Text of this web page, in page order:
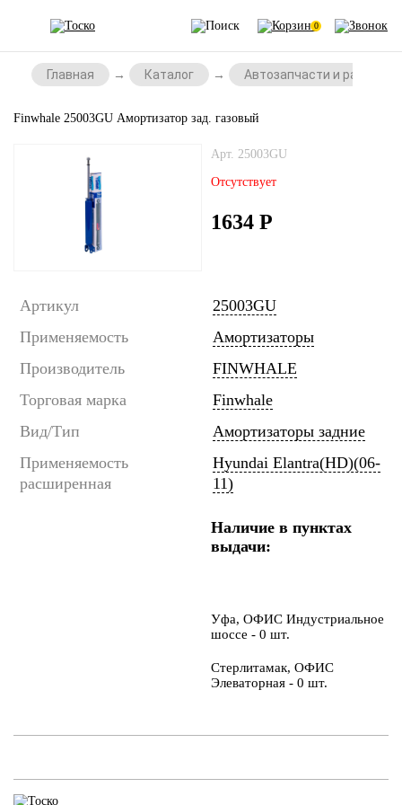
0
Главная Каталог Автозапчасти и
Finwhale 25003GU Амортизатор зад. газовый
Арт. 25003GU
Отсутствует
1634 Р
Артикул
25003GU
Применяемость
Амортизаторы
Производитель
FINWHALE
Торговая марка
Finwhale
Вид/Тип
Амортизаторы задние
Применяемость
расширенная
Hyundai Elantra(HD)(06-
11)
Наличие в пунктах
выдачи:
Уфа, ОФИС Индустриальное
шоссе - 0 шт.
Стерлитамак, ОФИС
Элеваторная - 0 шт.